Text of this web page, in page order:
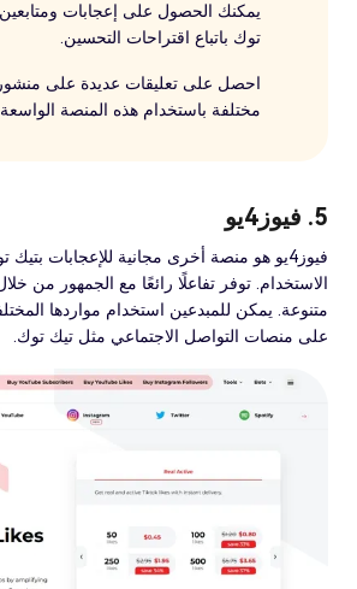
يمكنك الحصول على إعجابات ومتابعين
توك باتباع اقتراحات التحسين.
احصل على تعليقات عديدة على
مختلفة باستخدام هذه المنصة
5. فيوز4يو
فيوز4يو هو منصة أخرى مجانية للإعجابات
الاستخدام. توفر تفاعلًا رائعًا مع الجمهور من
متنوعة. يمكن للمبدعين استخدام مواردها
على منصات التواصل الاجتماعي مثل تيك توك.